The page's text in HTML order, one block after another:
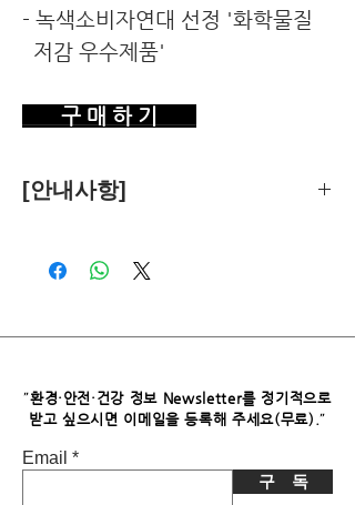
- 녹색소비자연대 선정 '화학물질
저감 우수제품'
구 매 하 기
[안내사항]
객관적 기준에 따라 독립적으로 수행합
파트너스로부터 소정의 수수료를 받습
없습니다.
"환경·안전·건강 정보 Newsletter를 정기적으로
받고 싶으시면​ 이메일을 등록해 주세요(무료)."
Email
구 독